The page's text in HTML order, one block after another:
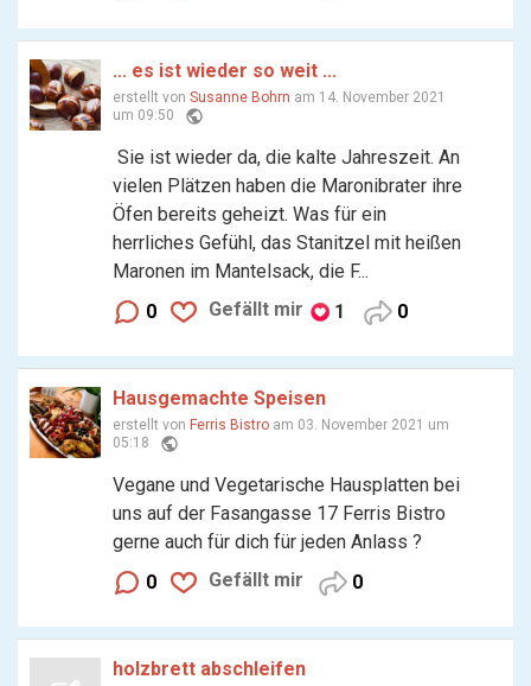
... es ist wieder so weit ...
erstellt von Susanne Bohrn am 14. November 2021
um 09:50 public
Sie ist wieder da, die kalte Jahreszeit. An
vielen Plätzen haben die Maronibrater ihre
Öfen bereits geheizt. Was für ein
herrliches Gefühl, das Stanitzel mit heißen
Maronen im Mantelsack, die F...
0
Gefällt mir 1 0
Hausgemachte Speisen
erstellt von Ferris Bistro am 03. November 2021 um
05:18 public
Vegane und Vegetarische Hausplatten bei
uns auf der Fasangasse 17 Ferris Bistro
gerne auch für dich für jeden Anlass ?
0
Gefällt mir 0
holzbrett abschleifen